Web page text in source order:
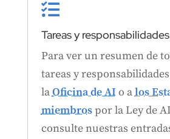

Tareas y responsabilidades
Para ver un resumen de
tareas y
laOficina de AI o alos
miembrospor la Ley de
consulte nuestras